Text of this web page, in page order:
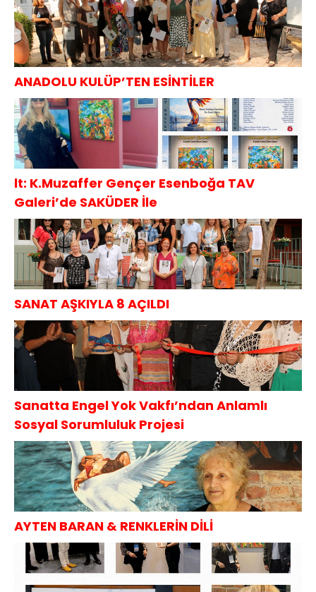
ANADOLU KULÜP’TEN ESİNTİLER
lt: K.Muzaffer Gençer Esenboğa TAV
Galeri’de SAKÜDER İle
SANAT AŞKIYLA 8 AÇILDI
Sanatta Engel Yok Vakfı’ndan Anlamlı
Sosyal Sorumluluk Projesi
AYTEN BARAN & RENKLERİN DİLİ